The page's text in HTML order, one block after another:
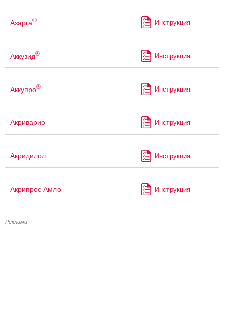
Азарга® Инструкция
Аккузид® Инструкция
Аккупро® Инструкция
Акриварио Инструкция
Акридилол Инструкция
Акрипрес Амло Инструкция
Реклама